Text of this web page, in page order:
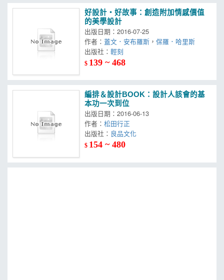
好設計‧好故事：創造附加情感價值
的美學設計
出版日期：2016-07-25
作者：蓋文．安布羅斯 ，保羅．哈里斯
出版社：
$ 139 ~ 468
編排＆設計BOOK：設計人該會的基
本功一次到位
出版日期：2016-06-13
作者：松田行正
出版社：
$ 154 ~ 480